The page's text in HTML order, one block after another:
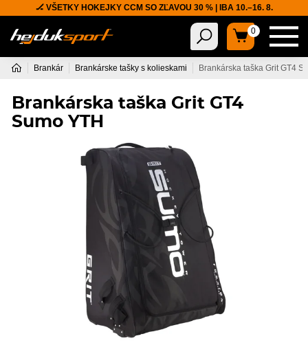
🏒 VŠETKY HOKEJKY CCM SO ZĽAVOU 30 % | IBA 10.–16. 8.
0
Brankár Brankárske tašky s kolieskami Brankárska taška Grit GT4
Brankárska taška Grit GT4
Sumo YTH